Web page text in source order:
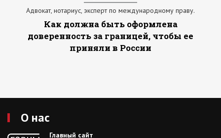
Адвокат, нотариус, эксперт по международному праву.
Как должна быть оформлена
доверенность за границей, чтобы ее
приняли в России
О нас
Главный сайт